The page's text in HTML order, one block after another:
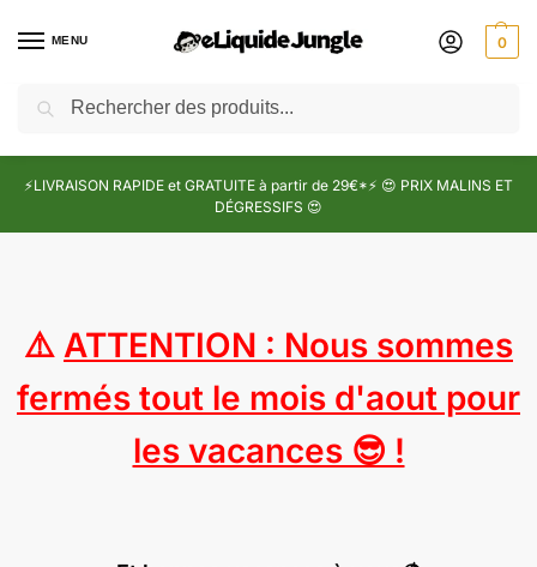
MENU 0
⚡LIVRAISON RAPIDE et GRATUITE à partir de 29€*⚡ 😍 PRIX MALINS ET
DÉGRESSIFS 😍
⚠️ ATTENTION : Nous sommes
fermés tout le mois d'aout pour
les vacances 😎 !